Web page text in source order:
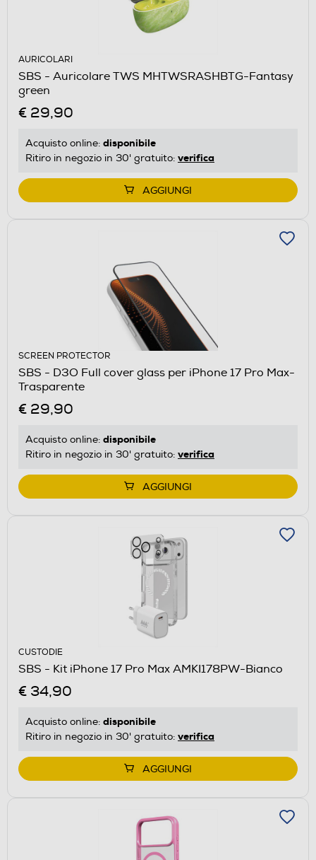
AURICOLARI
SBS - Auricolare TWS MHTWSRASHBTG-Fantasy
green
€ 29,90
Acquisto online: disponibile
Ritiro in negozio in 30' gratuito: verifica
AGGIUNGI
SCREEN PROTECTOR
SBS - D3O Full cover glass per iPhone 17 Pro Max-
Trasparente
€ 29,90
Acquisto online: disponibile
Ritiro in negozio in 30' gratuito: verifica
AGGIUNGI
CUSTODIE
SBS - Kit iPhone 17 Pro Max AMKI178PW-Bianco
€ 34,90
Acquisto online: disponibile
Ritiro in negozio in 30' gratuito: verifica
AGGIUNGI